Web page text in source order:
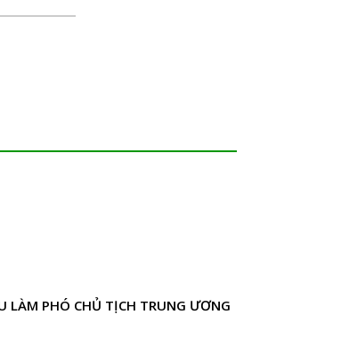
LÀM PHÓ CHỦ TỊCH TRUNG ƯƠNG